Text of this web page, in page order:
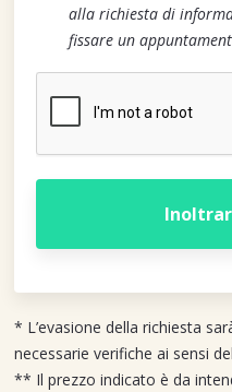
alla richiesta di
fissare un
* L’evasione della richiesta
necessarie verifiche ai sensi
** Il prezzo indicato è da